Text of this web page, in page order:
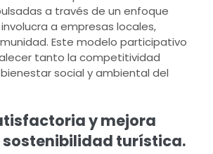
a través de un enfoque
a empresas locales,
Este modelo participativo
tanto la competitividad
social y ambiental del
y mejora
sostenibilidad turística.